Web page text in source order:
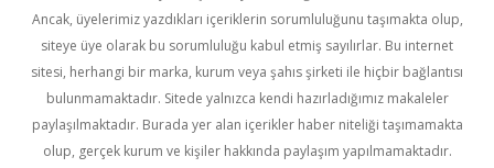
Ancak, üyelerimiz yazdıkları içeriklerin sorumluluğunu taşımakta olup,
siteye üye olarak bu sorumluluğu kabul etmiş sayılırlar. Bu internet
sitesi, herhangi bir marka, kurum veya şahıs şirketi ile hiçbir bağlantısı
bulunmamaktadır. Sitede yalnızca kendi hazırladığımız makaleler
paylaşılmaktadır. Burada yer alan içerikler haber niteliği taşımamakta
olup, gerçek kurum ve kişiler hakkında paylaşım yapılmamaktadır.